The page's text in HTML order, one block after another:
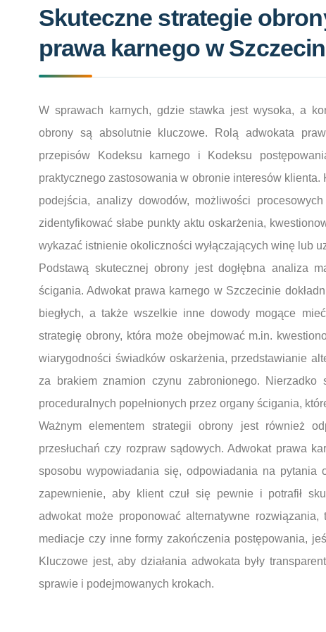
Skuteczne strategie
prawa karnego w
W sprawach karnych, gdzie stawka jest wysoka, a
obrony są absolutnie kluczowe. Rolą adwokata
przepisów Kodeksu karnego i Kodeksu
praktycznego zastosowania w obronie interesów
podejścia, analizy dowodów, możliwości
zidentyfikować słabe punkty aktu oskarżenia,
wykazać istnienie okoliczności wyłączających winę lub
Podstawą skutecznej obrony jest dogłębna analiza
ścigania. Adwokat prawa karnego w Szczecinie
biegłych, a także wszelkie inne dowody mogące
strategię obrony, która może obejmować m.in.
wiarygodności świadków oskarżenia, przedstawianie
za brakiem znamion czynu zabronionego.
proceduralnych popełnionych przez organy ścigania,
Ważnym elementem strategii obrony jest również
przesłuchań czy rozpraw sądowych. Adwokat prawa
sposobu wypowiadania się, odpowiadania na pytania
zapewnienie, aby klient czuł się pewnie i potrafił
adwokat może proponować alternatywne
mediacje czy inne formy zakończenia postępowania,
Kluczowe jest, aby działania adwokata były
sprawie i podejmowanych krokach.